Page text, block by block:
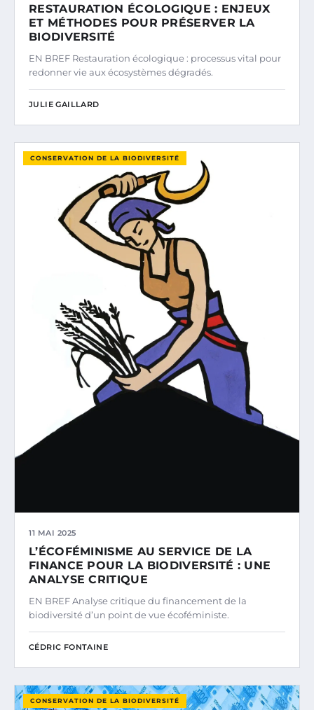
RESTAURATION ÉCOLOGIQUE : ENJEUX
ET MÉTHODES POUR PRÉSERVER LA
BIODIVERSITÉ
EN BREF Restauration écologique : processus vital pour
redonner vie aux écosystèmes dégradés.
JULIE GAILLARD
CONSERVATION DE LA BIODIVERSITÉ
11 MAI 2025
L’ÉCOFÉMINISME AU SERVICE DE LA
FINANCE POUR LA BIODIVERSITÉ : UNE
ANALYSE CRITIQUE
EN BREF Analyse critique du financement de la
biodiversité d’un point de vue écoféministe.
CÉDRIC FONTAINE
CONSERVATION DE LA BIODIVERSITÉ